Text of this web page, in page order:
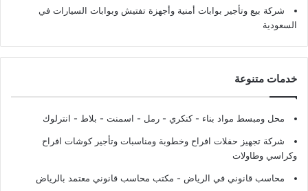
شركة بيع وتأجير بوابات أمنية وأجهزة تفتيش وبوابات السيارات في
السعودية
خدمات متنوعة
محل ومبسط مواد بناء - كنكري - رمل - اسمنت - بلاط - انترلوك
شركة تجهيز حفلات افراح وخطوبة ومناسبات وتأجير كوشات افراح
وكراسي وطاولات
محاسب قانوني في الرياض - مكتب محاسب قانوني معتمد بالرياض